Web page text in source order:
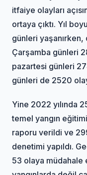
itfaiye olayları
ortaya çıktı. Yıl
günleri
Çarşamba günleri
pazartesi günleri
günleri de 2520
Yine 2022 yılında
temel yangın
raporu verildi ve
denetimi yapıldı.
53 olaya